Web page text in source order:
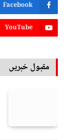
Facebook
YouTube
مقبول خبریں